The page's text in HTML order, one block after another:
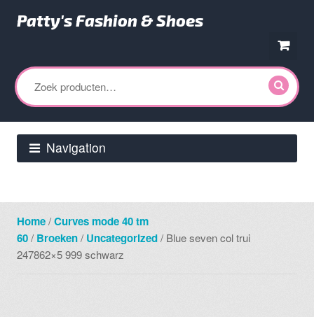
naar
navigatie
naar
de
inhoud
Patty's Fashion & Shoes
Zoeken
naar:
Navigation
Home/Curves mode 40 tm
60/ Broeken/ Uncategorized/ Blue seven col trui
247862×5 999 schwarz